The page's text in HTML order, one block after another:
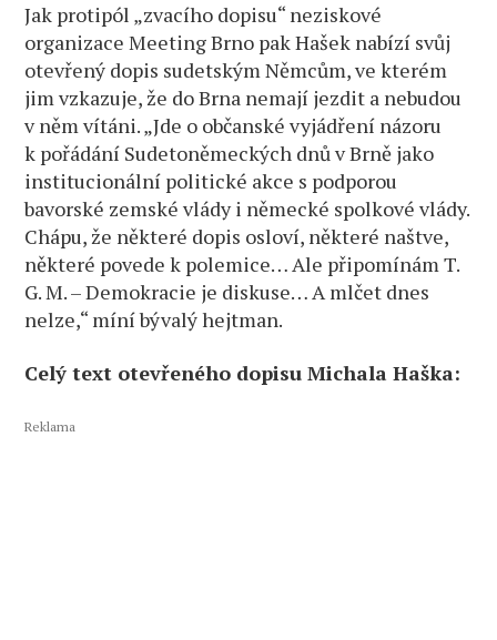
Jak protipól „zvacího dopisu“ neziskové
organizace Meeting Brno pak Hašek nabízí svůj
otevřený dopis sudetským Němcům, ve kterém
jim vzkazuje, že do Brna nemají jezdit a nebudou
v něm vítáni. „Jde o občanské vyjádření názoru
k pořádání Sudetoněmeckých dnů v Brně jako
institucionální politické akce s podporou
bavorské zemské vlády i německé spolkové vlády.
Chápu, že některé dopis osloví, některé naštve,
některé povede k polemice… Ale připomínám T.
G. M. – Demokracie je diskuse… A mlčet dnes
nelze,“ míní bývalý hejtman.
Celý text otevřeného dopisu Michala Haška:
Reklama